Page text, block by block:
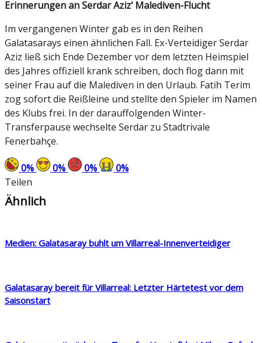
Erinnerungen an Serdar Aziz‘ Malediven-Flucht
Im vergangenen Winter gab es in den Reihen
Galatasarays einen ähnlichen Fall. Ex-Verteidiger Serdar
Aziz ließ sich Ende Dezember vor dem letzten Heimspiel
des Jahres offiziell krank schreiben, doch flog dann mit
seiner Frau auf die Malediven in den Urlaub. Fatih Terim
zog sofort die Reißleine und stellte den Spieler im Namen
des Klubs frei. In der darauffolgenden Winter-
Transferpause wechselte Serdar zu Stadtrivale
Fenerbahçe.
0% 0% 0% 0%
Teilen
Ähnlich
Medien: Galatasaray buhlt um Villarreal-Innenverteidiger
Galatasaray bereit für Villarreal: Letzter Härtetest vor dem
Saisonstart